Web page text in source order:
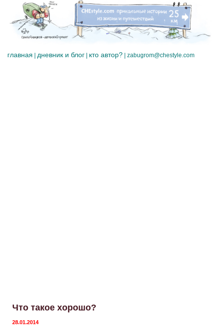
главная | дневник и блог | кто автор? | zabugrom@chestyle.com
Что такое хорошо?
28.01.2014